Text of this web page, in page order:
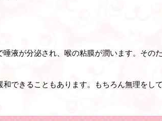
液が分泌され、喉の粘膜が潤います。そのた
できることもあります。もちろん無理をし